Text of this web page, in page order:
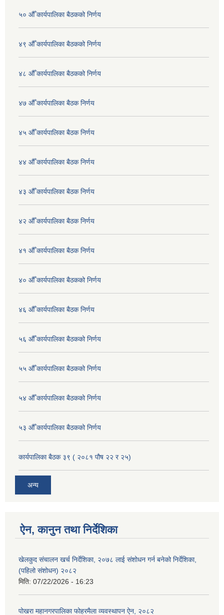
५० औँ कार्यपालिका बैठकको निर्णय
४९ औँ कार्यपालिका बैठकको निर्णय
४८ औँ कार्यपालिका बैठकको निर्णय
४७ औँ कार्यपालिका बैठक निर्णय
४५ औँ कार्यपालिका बैठक निर्णय
४४ औँ कार्यपालिका बैठक निर्णय
४३ औँ कार्यपालिका बैठक निर्णय
४२ औँ कार्यपालिका बैठक निर्णय
४१ औँ कार्यपालिका बैठक निर्णय
४० औँ कार्यपालिका बैठकको निर्णय
४६ औँ कार्यपालिका बैठक निर्णय
५६ औँ कार्यपालिका बैठकको निर्णय
५५ औँ कार्यपालिका बैठकको निर्णय
५४ औँ कार्यपालिका बैठकको निर्णय
५३ औँ कार्यपालिका बैठकको निर्णय
कार्यपालिका बैठक ३९ ( २०८१ पौष २२ र २५)
अन्य
ऐन, कानुन तथा निर्देशिका
खेलकुद संचालन खर्च निर्देशिका, २०७८ लाई संशोधन गर्न बनेको निर्देशिका,
(पहिलो संशोधन) २०८२
मिति: 07/22/2026 - 16:23
पोखरा महानगरपालिका फोहरमैला व्यवस्थापन ऐन, २०८२